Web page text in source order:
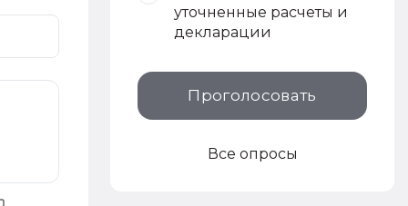
уточненные расчеты и
декларации
Проголосовать
Все опросы